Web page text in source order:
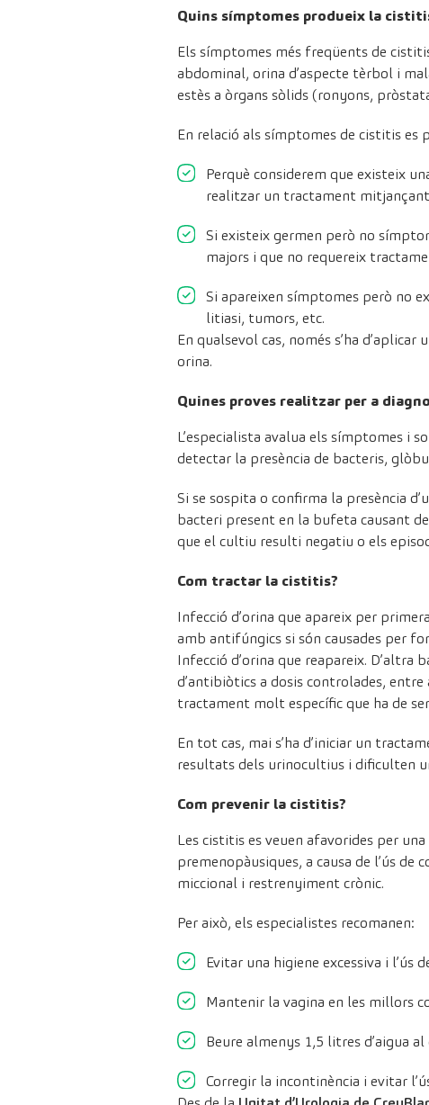
Quins símptomes produeix la
Els símptomes més freqüents de
abdominal, orina d’aspecte tèrbol i
estès a òrgans sòlids (ronyons,
En relació als símptomes de cistitis es
Perquè considerem que existeix
realitzar un tractament mitjançant
Si existeix germen però no
majors i que no requereix
Si apareixen símptomes però no
litiasi, tumors, etc.
En qualsevol cas, només s’ha
orina.
Quines proves realitzar per a
L’especialista avalua els símptomes i
detectar la presència de bacteris,
Si se sospita o confirma la presència
bacteri present en la bufeta causant
que el cultiu resulti negatiu o els
Com tractar la cistitis?
Infecció d’orina que apareix per
amb antifúngics si són causades per
Infecció d’orina que reapareix.
d’antibiòtics a dosis controlades,
tractament molt específic que ha de
En tot cas, mai s’ha d’iniciar un
resultats dels urinocultius i dificulten
Com prevenir la cistitis?
Les cistitis es veuen afavorides per
premenopàusiques, a causa de l’ús
miccional i restrenyiment crònic.
Per això, els especialistes recomanen:
Evitar una higiene excessiva i l’ús
Mantenir la vagina en les millors
Beure almenys 1,5 litres d’aigua
Corregir la incontinència i evitar